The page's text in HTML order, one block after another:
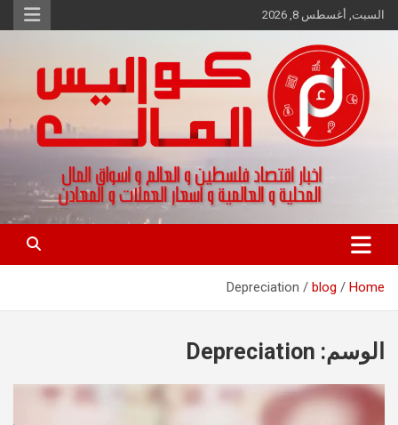
Skip
to
السبت, أغسطس 8, 2026
كواليس المال
اخبار اقتصاد فلسطين و العالم و تقارير اسواق المال و العملات
Home
blog
Depreciation
الوسم: Depreciation